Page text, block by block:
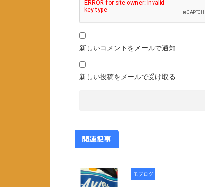
新しいコメントをメールで通知
新しい投稿をメールで受け取る
関連記事
モブログ